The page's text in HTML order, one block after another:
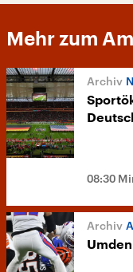
Mehr zum
08:30